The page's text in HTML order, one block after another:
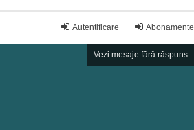
Abonamente
Autentificare
Vezi mesaje fără răspuns